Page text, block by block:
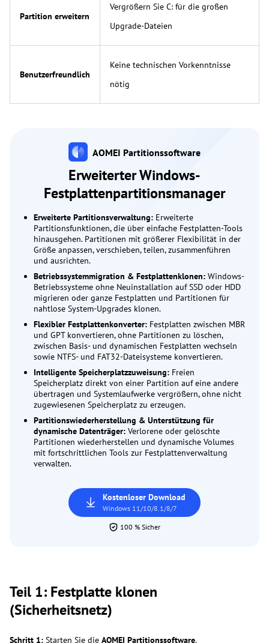
Partition erweitern
Vergrößern Sie C: für die großen
Upgrade-Dateien
Benutzerfreundlich
Keine technischen Vorkenntnisse
nötig
AOMEI Partitionssoftware
Erweiterter Windows-
Festplattenpartitionsmanager
Erweiterte Partitionsverwaltung: Erweiterte
Partitionsfunktionen, die über einfache Festplatten-Tools
hinausgehen. Partitionen mit größerer Flexibilität in der
Größe anpassen, verschieben, teilen, zusammenführen
und ausrichten.
Betriebssystemmigration & Festplattenklonen: Windows-
Betriebssysteme ohne Neuinstallation auf SSD oder HDD
migrieren oder ganze Festplatten und Partitionen für
nahtlose System-Upgrades klonen.
Flexibler Festplattenkonverter: Festplatten zwischen MBR
und GPT konvertieren, ohne Partitionen zu löschen,
zwischen Basis- und dynamischen Festplatten wechseln
sowie NTFS- und FAT32-Dateisysteme konvertieren.
Intelligente Speicherplatzzuweisung: Freien
Speicherplatz direkt von einer Partition auf eine andere
übertragen und Systemlaufwerke vergrößern, ohne nicht
zugewiesenen Speicherplatz zu erzeugen.
Partitionswiederherstellung & Unterstützung für
dynamische Datenträger: Verlorene oder gelöschte
Partitionen wiederherstellen und dynamische Volumes
mit fortschrittlichen Tools zur Festplattenverwaltung
verwalten.
Kostenloser Download
Windows 11/10/8.1/8/7
100 % Sicher
Teil 1: Festplatte klonen
(Sicherheitsnetz)
Schritt 1: Starten Sie die AOMEI Partitionssoftware.